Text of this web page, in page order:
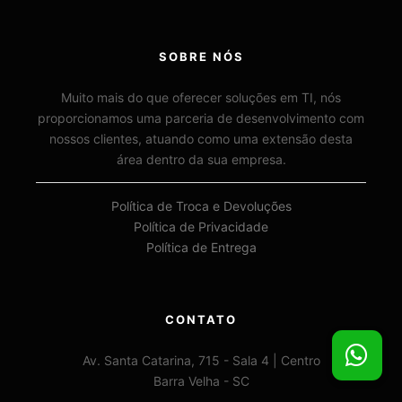
SOBRE NÓS
Muito mais do que oferecer soluções em TI, nós
proporcionamos uma parceria de desenvolvimento com
nossos clientes, atuando como uma extensão desta
área dentro da sua empresa.
Política de Troca e Devoluções
Política de Privacidade
Política de Entrega
CONTATO
Av. Santa Catarina, 715 - Sala 4 | Centro
Barra Velha - SC